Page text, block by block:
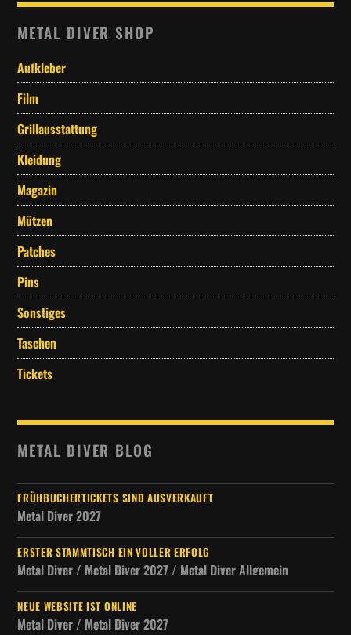
METAL DIVER SHOP
Aufkleber
Film
Grillausstattung
Kleidung
Magazin
Mützen
Patches
Pins
Sonstiges
Taschen
Tickets
METAL DIVER BLOG
FRÜHBUCHERTICKETS SIND AUSVERKAUFT
Metal Diver 2027
ERSTER STAMMTISCH EIN VOLLER ERFOLG
Metal Diver / Metal Diver 2027 / Metal Diver Allgemein
NEUE WEBSITE IST ONLINE
Metal Diver / Metal Diver 2027